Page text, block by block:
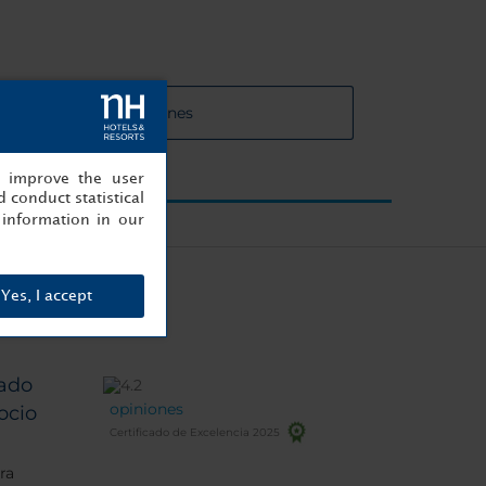
las salas de reuniones
opiniones
Certificado de Excelencia 2025
the user
conduct statistical
in our
Yes, I accept